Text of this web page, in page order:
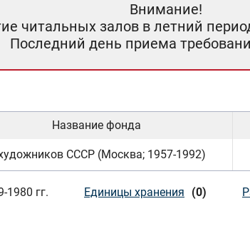
Внимание!
читальных залов в летний
Последний день приема
Название фонда
СССР (Москва; 1957-1992)
1980 гг. Единицы хранения (0)